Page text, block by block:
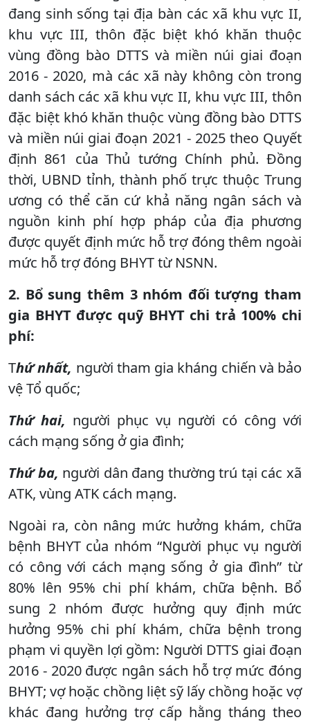
đang sinh sống tại địa bàn các xã khu vực II,
khu vực III, thôn đặc biệt khó khăn thuộc
vùng đồng bào DTTS và miền núi giai đoạn
2016 - 2020, mà các xã này không còn trong
danh sách các xã khu vực II, khu vực III, thôn
đặc biệt khó khăn thuộc vùng đồng bào DTTS
và miền núi giai đoạn 2021 - 2025 theo Quyết
định 861 của Thủ tướng Chính phủ. Đồng
thời, UBND tỉnh, thành phố trực thuộc Trung
ương có thể căn cứ khả năng ngân sách và
nguồn kinh phí hợp pháp của địa phương
được quyết định mức hỗ trợ đóng thêm ngoài
mức hỗ trợ đóng BHYT từ NSNN.
2. Bổ sung thêm 3 nhóm đối tượng tham
gia BHYT được quỹ BHYT chi trả 100% chi
phí:
Thứ nhất, người tham gia kháng chiến và bảo
vệ Tổ quốc;
Thứ hai, người phục vụ người có công với
cách mạng sống ở gia đình;
Thứ ba, người dân đang thường trú tại các xã
ATK, vùng ATK cách mạng.
Ngoài ra, còn nâng mức hưởng khám, chữa
bệnh BHYT của nhóm “Người phục vụ người
có công với cách mạng sống ở gia đình” từ
80% lên 95% chi phí khám, chữa bệnh. Bổ
sung 2 nhóm được hưởng quy định mức
hưởng 95% chi phí khám, chữa bệnh trong
phạm vi quyền lợi gồm: Người DTTS giai đoạn
2016 - 2020 được ngân sách hỗ trợ mức đóng
BHYT; vợ hoặc chồng liệt sỹ lấy chồng hoặc vợ
khác đang hưởng trợ cấp hằng tháng theo